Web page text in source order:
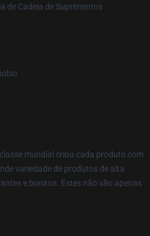
de Cadeia de Suprimentos
mundial criou cada produto com
variedade de produtos de alta
e bonitos. Estes não são apenas